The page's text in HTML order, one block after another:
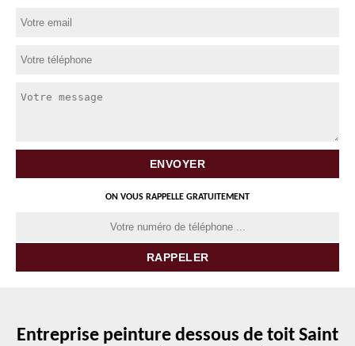
ON VOUS RAPPELLE GRATUITEMENT
Entreprise peinture dessous de toit Saint